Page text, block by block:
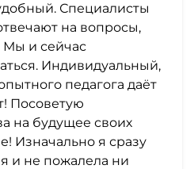
Специалисты
на вопросы,
и сейчас
Индивидуальный,
педагога даёт
Посоветую
на будущее своих
Изначально я сразу
и не пожалела ни